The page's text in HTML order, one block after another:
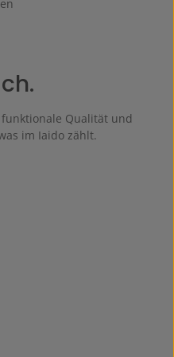
Qualität und
im Iaido zählt.